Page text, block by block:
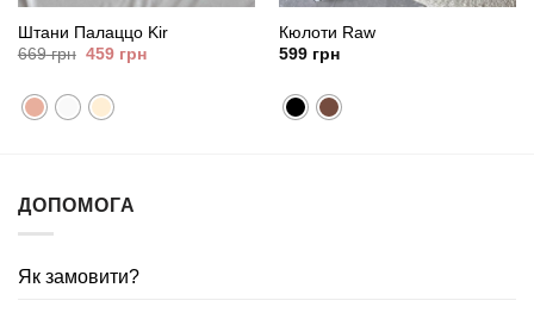
Штани Палаццо Kir
669грн Оригінальна
грн.
459грнПоточна
Кюлоти Raw
599грн
ДОПОМОГА
Як замовити?